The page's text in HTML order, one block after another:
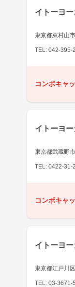
イトーヨ
東京都東村山
TEL: 042-395-
コンボキャ
イトーヨ
東京都武蔵野
TEL: 0422-31-
コンボキャ
イトーヨ
東京都江戸川
TEL: 03-3671-